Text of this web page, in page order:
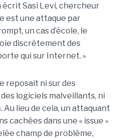
écrit Sasi Levi, chercheur
est une attaque par
un cas d’école, le
discrètement des
qui sur Internet. »
reposait ni sur des
logiciels malveillants, ni
Au lieu de cela, un attaquant
cachées dans une « issue »
champ de problème,